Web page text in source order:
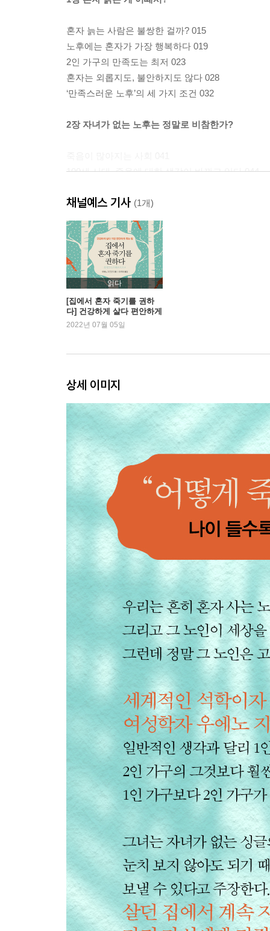
혼자 늙는 사람은 불쌍한 걸까? 015
노후에는 혼자가 가장 행복하다 019
2인 가구의 만족도는 최저 023
혼자는 외롭지도, 불안하지도 않다 028
‘만족스러운 노후’의 세 가지 조건 032
2장 자녀가 없는 노후는 정말로 비참한가?
100세 시대, 죽음에 대한 생각이 바뀌고 있다 044
노인의 상태가 위급해 보이면 반드시 119를 불러야
자식에게는 감당할 수 있을 만큼의 부담만 남기자
3장 시설에서 죽기 원하는 노인은 없다
병원에서 행복한 노인은 없다 061
서비스 제공형 고령자 주택이라면 괜찮을까? 064
시설에서 죽기 원하는 노인은 없다 068
혼자 죽음을 준비하려면 얼마가 필요할까? 070
고독사가 두려운 당신에게 083
고독사란 뭘까? 086
간병 서비스가 있는 한 고독사할 일은 없다 090
마지막 순간, 누가 꼭 옆에 있어야 할까? 094
작별 인사와 감사의 말은 미리미리 하자 099
혼자서 죽는 게 뭐가 나쁘죠? 102
5장 치매에 걸려도 집에서 혼자 죽을 수 있을까?
치매 공포가 퍼지고 있다 107
치매 환자 700만 명 시대가 왔다 109
환자는 시설에서 어떤 대우를 받을까? 111
피난처를 원하는 것은 환자의 가족 115
혼자 사는 치매 환자의 상태가 좋은 이유 117
6장 우리는 모두 언젠가 늙고 병든다
누가 걸릴지 알 수 없는 치매 123
가족의 각오만 있다면 치매여도 혼자 살 수 있어요
치매는 자기 책임? 128
우리는 모두 언젠가 늙고 병든다 132
치매 환자는 어떻게 생각하고 어떻게 느낄까? 136
누구에게 성년 후견인을 맡겨야 하나? 140
치매에 대비하는 사회 144
7장 사회에 도움이 안 되는 사람은 살면 안 되나요?
투석 중지 ‘자기 결정’ 사건 149
임종기 의료에 큰 비용이 든다는 것은 착각 152
안락사 논쟁 155
사회에 도움이 안 되는 사람은 살면 안 되나요? 158
‘인생 회의’의 덫 161
마지막까지 망설이면 돼요 165
안락사를 추구하는 사회는 정의로운가? 168
채널예스 기사 (1개)
읽다
[집에서 혼자 죽기를 권하
다] 건강하게 살다 편안하게
죽는 법
2022년 07월 05일
상세 이미지